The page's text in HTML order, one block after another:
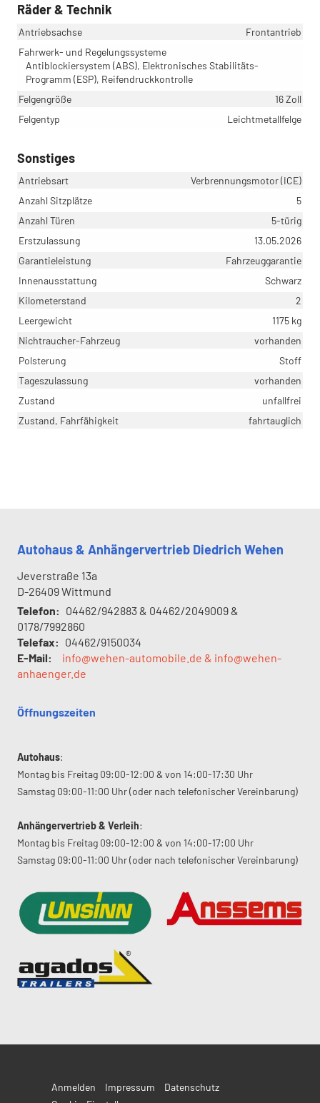
Räder & Technik
Antriebsachse
Frontantrieb
Fahrwerk- und Regelungssysteme
Antiblockiersystem (ABS), Elektronisches Stabilitäts-
Programm (ESP), Reifendruckkontrolle
Felgengröße
16 Zoll
Felgentyp
Leichtmetallfelge
Sonstiges
Antriebsart
Verbrennungsmotor (ICE)
Anzahl Sitzplätze
5
Anzahl Türen
5-türig
Erstzulassung
13.05.2026
Garantieleistung
Fahrzeuggarantie
Innenausstattung
Schwarz
Kilometerstand
2
Leergewicht
1175 kg
Nichtraucher-Fahrzeug
vorhanden
Polsterung
Stoff
Tageszulassung
vorhanden
Zustand
unfallfrei
Zustand, Fahrfähigkeit
fahrtauglich
Autohaus & Anhängervertrieb Diedrich Wehen
Jeverstraße 13a
D-26409Wittmund
Telefon: 04462/942883 & 04462/2049009 &
0178/7992860
Telefax: 04462/9150034
E-Mail:
info@wehen-automobile.de & info@wehen-
anhaenger.de
Öffnungszeiten
Autohaus:
Montag bis Freitag 09:00-12:00 & von 14:00-17:30 Uhr
Samstag 09:00-11:00 Uhr (oder nach telefonischer Vereinbarung)
Anhängervertrieb & Verleih:
Montag bis Freitag 09:00-12:00 & von 14:00-17:00 Uhr
Samstag 09:00-11:00 Uhr (oder nach telefonischer Vereinbarung)
Anmelden Impressum
Datenschutz